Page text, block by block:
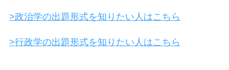
>政治学の出題形式を知りたい人はこちら
>行政学の出題形式を知りたい人はこちら